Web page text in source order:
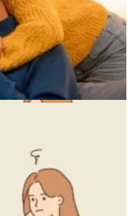
страха в отношениях